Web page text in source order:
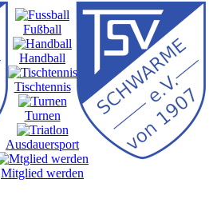
Fußball
Handball
Tischtennis
Turnen
Ausdauersport
Mitglied werden